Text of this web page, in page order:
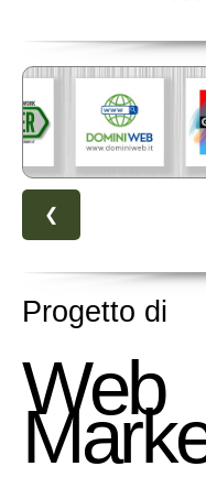
❮
Progetto di
Web